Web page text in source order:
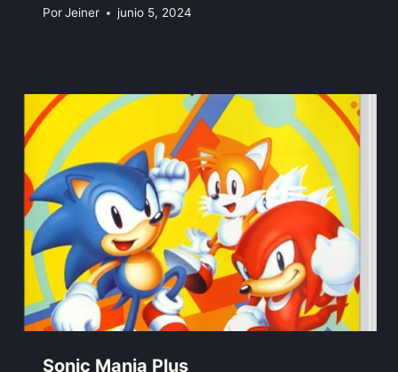
PorJeiner junio 5, 2024
Sonic Mania Plus